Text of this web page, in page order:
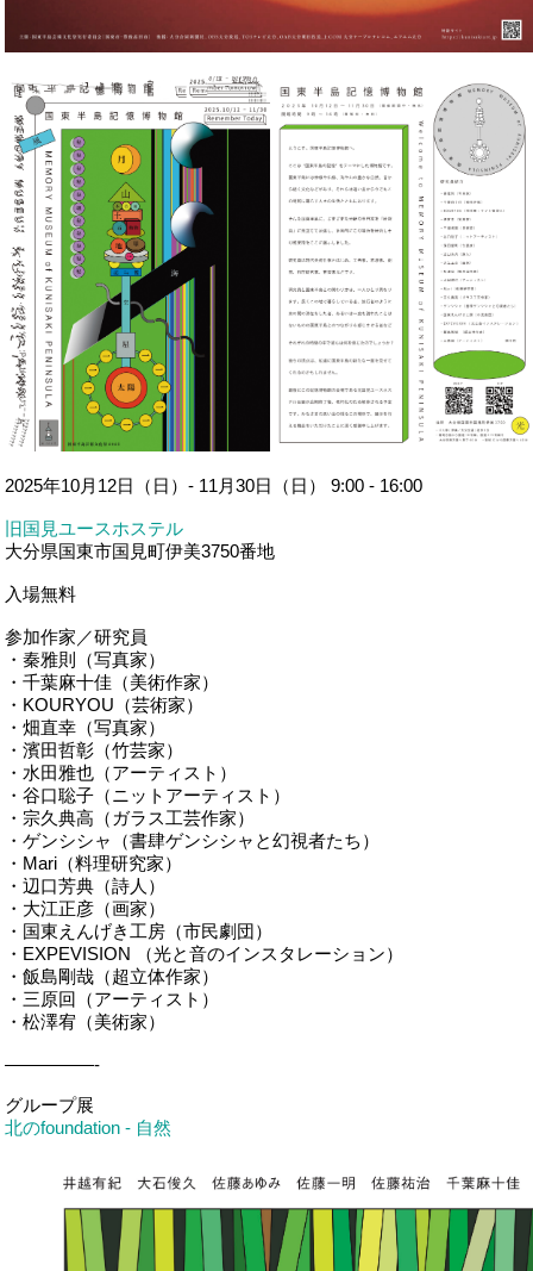
2025年10月12日（日）- 11月30日（日） 9:00 - 16:00
旧国見ユースホステル
大分県国東市国見町伊美3750番地
入場無料
参加作家／研究員
・秦雅則（写真家）
・千葉麻十佳（美術作家）
・KOURYOU（芸術家）
・畑直幸（写真家）
・濱田哲彰（竹芸家）
・水田雅也（アーティスト）
・谷口聡子（ニットアーティスト）
・宗久典高（ガラス工芸作家）
・ゲンシシャ（書肆ゲンシシャと幻視者たち）
・Mari（料理研究家）
・辺口芳典（詩人）
・大江正彦（画家）
・国東えんげき工房（市民劇団）
・EXPEVISION （光と音のインスタレーション）
・飯島剛哉（超立体作家）
・三原回（アーティスト）
・松澤宥（美術家）
—————-
グループ展
北のfoundation - 自然